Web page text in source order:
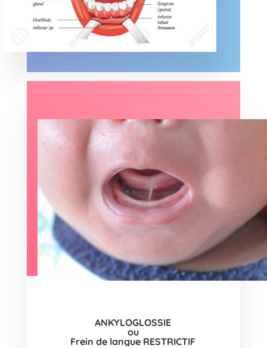
ANKYLOGLOSSIE
ou
Frein de langue RESTRICTIF